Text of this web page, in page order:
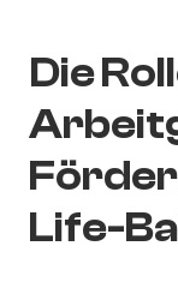
Die
Life-